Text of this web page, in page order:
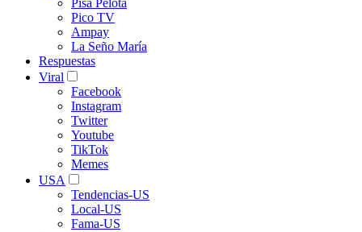
Pisa Pelota
Pico TV
Ampay
La Seño María
Respuestas
Viral
Facebook
Instagram
Twitter
Youtube
TikTok
Memes
USA
Tendencias-US
Local-US
Fama-US